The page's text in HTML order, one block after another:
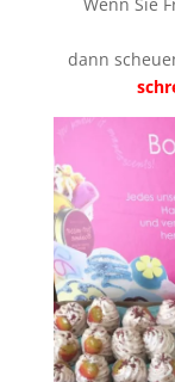
Wenn Sie
dann